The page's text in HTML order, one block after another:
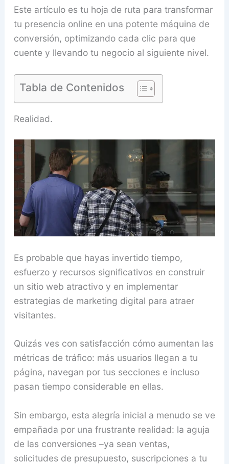
Este artículo es tu hoja de ruta para transformar
tu presencia online en una potente máquina de
conversión, optimizando cada clic para que
cuente y llevando tu negocio al siguiente nivel.
Tabla de Contenidos
Realidad.
Es probable que hayas invertido tiempo,
esfuerzo y recursos significativos en construir
un sitio web atractivo y en implementar
estrategias de marketing digital para atraer
visitantes.
Quizás ves con satisfacción cómo aumentan las
métricas de tráfico: más usuarios llegan a tu
página, navegan por tus secciones e incluso
pasan tiempo considerable en ellas.
Sin embargo, esta alegría inicial a menudo se ve
empañada por una frustrante realidad: la aguja
de las conversiones –ya sean ventas,
solicitudes de presupuesto, suscripciones a tu